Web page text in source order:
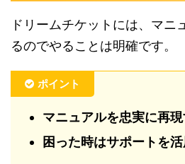
ドリームチケットには、マニ
るのでやることは明確です。
ポイント
マニュアルを忠実に再
困った時はサポートを活